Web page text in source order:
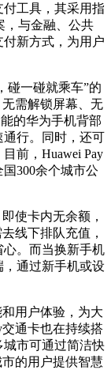
付工具，其采用指
，与金融、公共
新方式，为用户
一碰就乘车”的
需解锁屏幕、无
的华为手机背部
行。同时，还可
前，Huawei Pay
300余个城市公
使卡内无余额，
线下排队充值，
。而当换新手机
通过新手机或设
用户体验，为大
通卡也在持续搭
市可通过简洁快
的用户提供智慧